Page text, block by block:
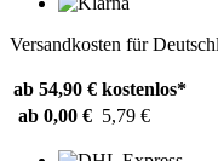
Versandkosten für
ab 54,90 € kostenlos*
ab 0,00 € 5,79 €